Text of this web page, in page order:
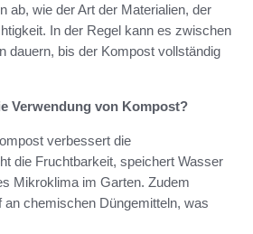
ab, wie der Art der Materialien, der
In der Regel kann es zwischen
dauern, bis der Kompost vollständig
Verwendung von Kompost?
verbessert die
die Fruchtbarkeit, speichert Wasser
Mikroklima im Garten. Zudem
an chemischen Düngemitteln, was